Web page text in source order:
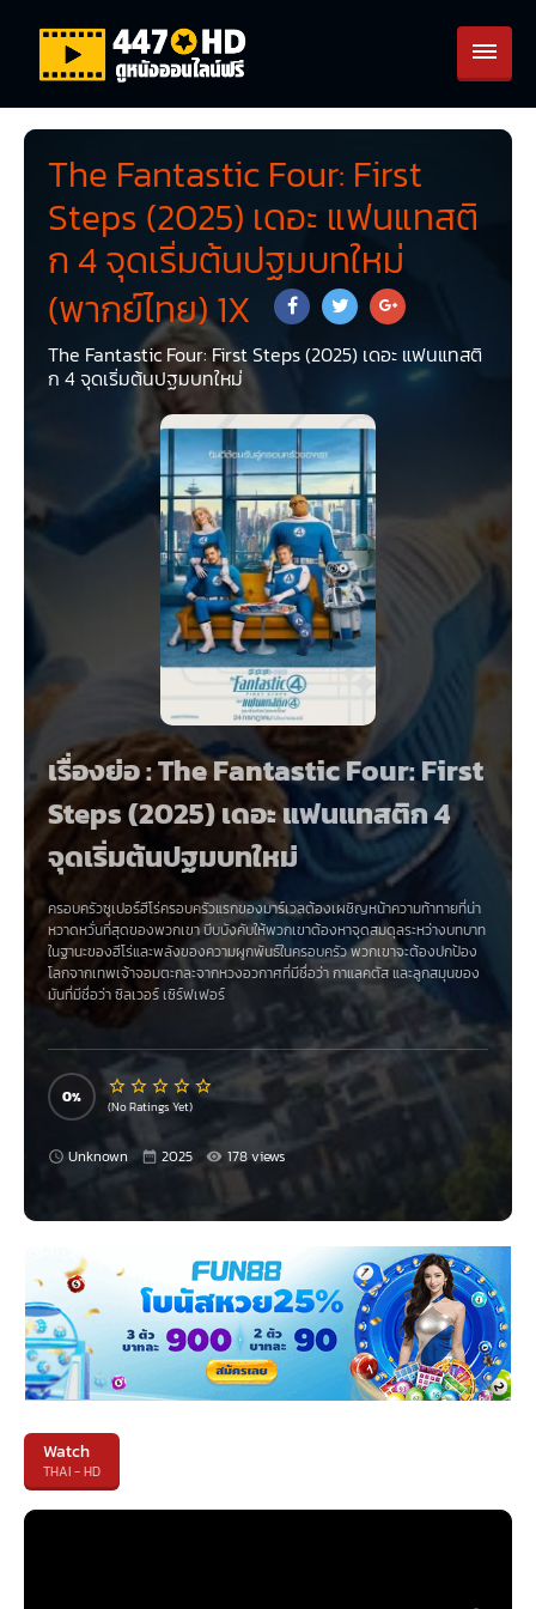
The Fantastic Four: First
Steps (2025) เดอะ แฟนแทสติ
ก 4 จุดเริ่มต้นปฐมบทใหม่
(พากย์ไทย) 1X
The Fantastic Four: First Steps (2025) เดอะ แฟนแทสติ
ก 4 จุดเริ่มต้นปฐมบทใหม่
เรื่องย่อ : The Fantastic Four: First
Steps (2025) เดอะ แฟนแทสติก 4
จุดเริ่มต้นปฐมบทใหม่
ครอบครัวซูเปอร์ฮีโร่ครอบครัวแรกของมาร์เวลต้องเผชิญหน้าความท้าทายที่น่า
หวาดหวั่นที่สุดของพวกเขา บีบบังคับให้พวกเขาต้องหาจุดสมดุลระหว่างบทบาท
ในฐานะของฮีโร่และพลังของความผูกพันธ์ในครอบครัว พวกเขาจะต้องปกป้อง
โลกจากเทพเจ้าจอมตะกละจากหวงอวกาศที่มีชื่อว่า กาแลคตัส และลูกสมุนของ
มันที่มีชื่อว่า ซิลเวอร์ เซิร์ฟเฟอร์
0 (No Ratings Yet)
Unknown 2025 178 views
Watch
THAI - HD